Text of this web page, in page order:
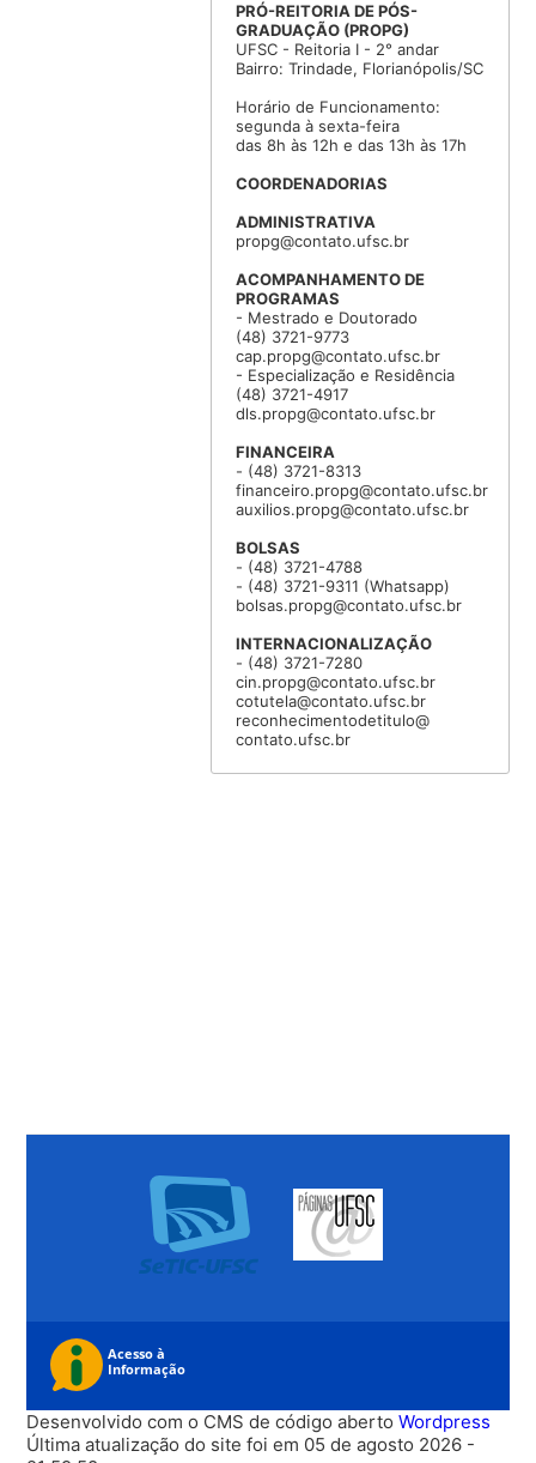
PRÓ-REITORIA DE PÓS-
GRADUAÇÃO (PROPG)
UFSC - Reitoria I - 2° andar
Bairro: Trindade, Florianópolis/SC
Horário de Funcionamento:
segunda à sexta-feira
das 8h às 12h e das 13h às 17h
COORDENADORIAS
ADMINISTRATIVA
propg@contato.ufsc.br
ACOMPANHAMENTO DE
PROGRAMAS
- Mestrado e Doutorado
(48) 3721-9773
cap.propg@contato.ufsc.br
- Especialização e Residência
(48) 3721-4917
dls.propg@contato.ufsc.br
FINANCEIRA
- (48) 3721-8313
financeiro.propg@contato.ufsc.br
auxilios.propg@contato.ufsc.br
BOLSAS
- (48) 3721-4788
- (48) 3721-9311 (Whatsapp)
bolsas.propg@contato.ufsc.br
INTERNACIONALIZAÇÃO
- (48) 3721-7280
cin.propg@contato.ufsc.br
cotutela@contato.ufsc.br
reconhecimentodetitulo@
contato.ufsc.br
Desenvolvido com o CMS de código abertoWordpress
Última atualização do site foi em 05 de agosto 2026 -